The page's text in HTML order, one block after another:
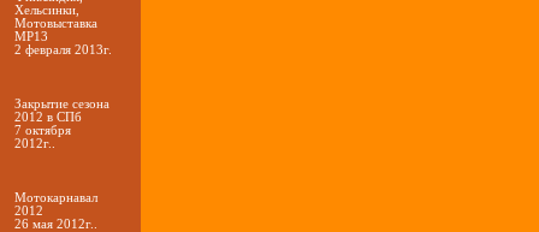
Хельсинки,
Мотовыставка
МР13
2 февраля 2013г.
Закрытие сезона
2012 в СПб
7 октября
2012г..
Мотокарнавал
2012
26 мая 2012г..